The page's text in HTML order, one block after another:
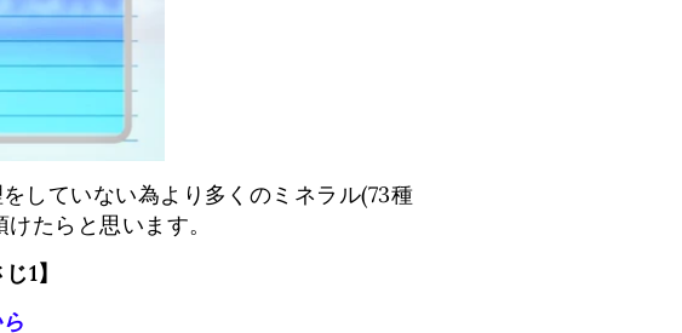
していない為より多くのミネラル(73種
たらと思います。
1】